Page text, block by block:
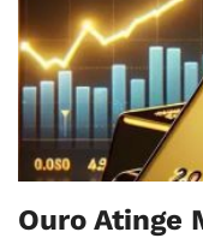
Ouro Atinge